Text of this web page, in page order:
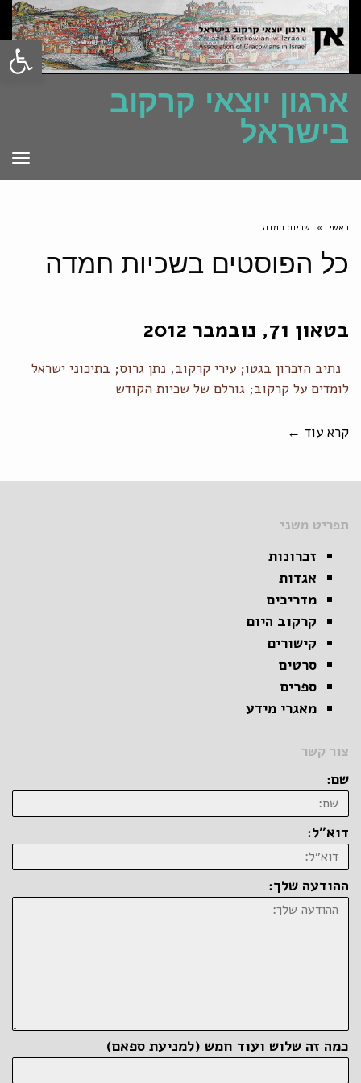
פתח
ארגון יוצאי קרקוב
בישראל
ראשי » שכיות חמדה
כל הפוסטים בשכיות חמדה
בטאון 71, נובמבר 2012
נתיב הזכרון בגטו; עירי קרקוב, נתן גרוס; בתיכוני ישראל
לומדים על קרקוב; גורלם של שכיות הקודש
קרא עוד ←
תפריט משני
זכרונות
אגדות
מדריכים
קרקוב היום
קישורים
סרטים
ספרים
מאגרי מידע
צור קשר
שם:
דוא״ל:
ההודעה שלך:
כמה זה שלוש ועוד חמש (למניעת ספאם)